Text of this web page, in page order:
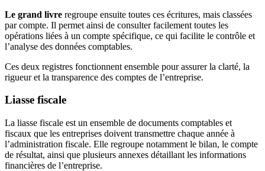
Le grand livre regroupe ensuite toutes ces écritures, mais classées
par compte. Il permet ainsi de consulter facilement toutes les
opérations liées à un compte spécifique, ce qui facilite le contrôle et
l’analyse des données comptables.
Ces deux registres fonctionnent ensemble pour assurer la clarté, la
rigueur et la transparence des comptes de l’entreprise.
Liasse fiscale
La liasse fiscale est un ensemble de documents comptables et
fiscaux que les entreprises doivent transmettre chaque année à
l’administration fiscale. Elle regroupe notamment le bilan, le compte
de résultat, ainsi que plusieurs annexes détaillant les informations
financières de l’entreprise.